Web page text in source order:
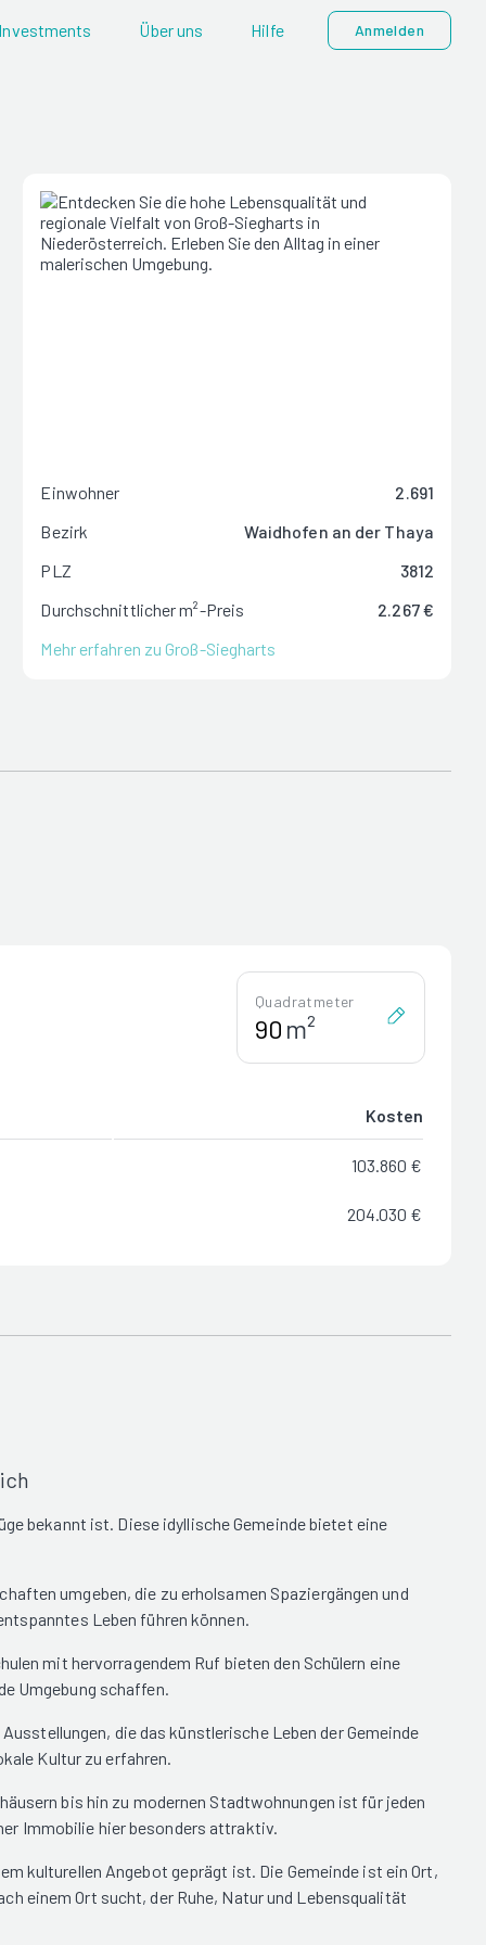
Investments Über uns Hilfe Anmelden
Einwohner
2.691
Bezirk
Waidhofen an der Thaya
PLZ
3812
Durchschnittlicher m²-Preis
2.267 €
Mehr erfahren zu Groß-Siegharts
Quadratmeter
m²
Kosten
103.860 €
204.030 €
bekannt ist. Diese idyllische Gemeinde bietet eine
umgeben, die zu erholsamen Spaziergängen und
Leben führen können.
mit hervorragendem Ruf bieten den Schülern eine
Umgebung schaffen.
die das künstlerische Leben der Gemeinde
Kultur zu erfahren.
bis hin zu modernen Stadtwohnungen ist für jeden
Immobilie hier besonders attraktiv.
kulturellen Angebot geprägt ist. Die Gemeinde ist ein Ort,
einem Ort sucht, der Ruhe, Natur und Lebensqualität